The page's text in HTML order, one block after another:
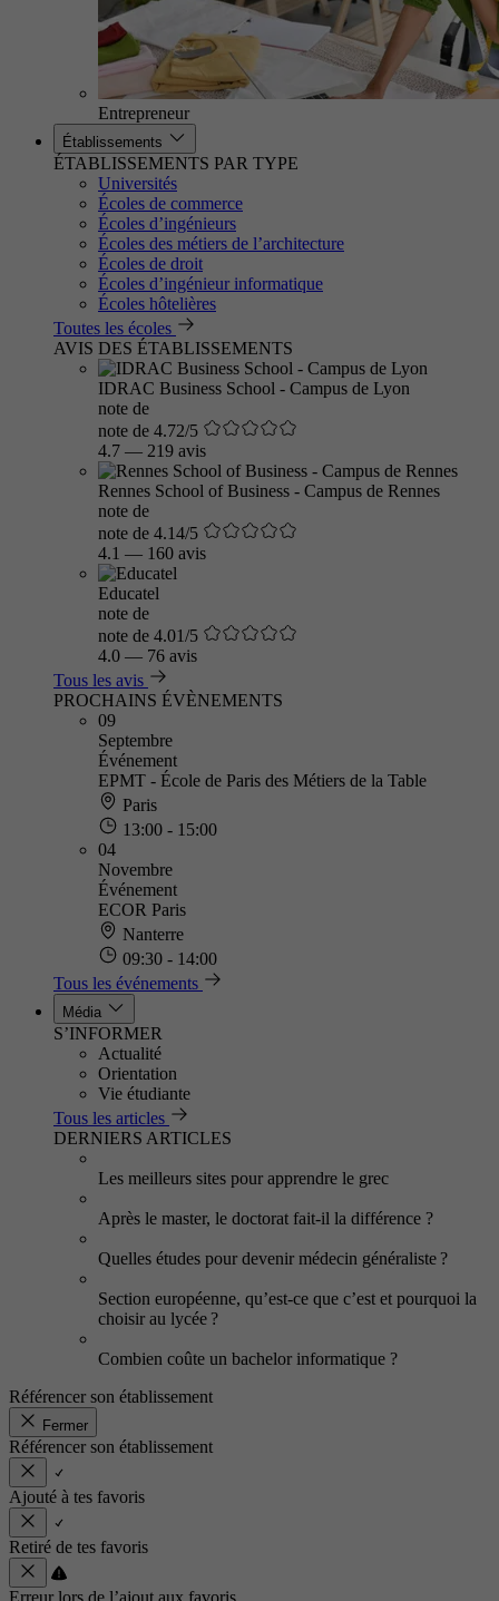
Entrepreneur
Établissements
ÉTABLISSEMENTS PAR TYPE
Universités
Écoles de commerce
Écoles d’ingénieurs
Écoles des métiers de l’architecture
Écoles de droit
Écoles d’ingénieur informatique
Écoles hôtelières
Toutes les écoles
AVIS DES ÉTABLISSEMENTS
IDRAC Business School - Campus de Lyon
note de
note de 4.72/5
4.7 — 219 avis
Rennes School of Business - Campus de Rennes
note de
note de 4.14/5
4.1 — 160 avis
Educatel
note de
note de 4.01/5
4.0 — 76 avis
Tous les avis
PROCHAINS ÉVÈNEMENTS
09
Septembre
Événement
EPMT - École de Paris des Métiers de la Table
Paris
13:00 - 15:00
04
Novembre
Événement
ECOR Paris
Nanterre
09:30 - 14:00
Tous les événements
Média
S’INFORMER
Actualité
Orientation
Vie étudiante
Tous les articles
DERNIERS ARTICLES
Les meilleurs sites pour apprendre le grec
Après le master, le doctorat fait-il la différence ?
Quelles études pour devenir médecin généraliste ?
Section européenne, qu’est-ce que c’est et pourquoi la
choisir au lycée ?
Combien coûte un bachelor informatique ?
Référencer son établissement
Fermer
Référencer son établissement
Ajouté à tes favoris
Retiré de tes favoris
Erreur lors de l’ajout aux favoris